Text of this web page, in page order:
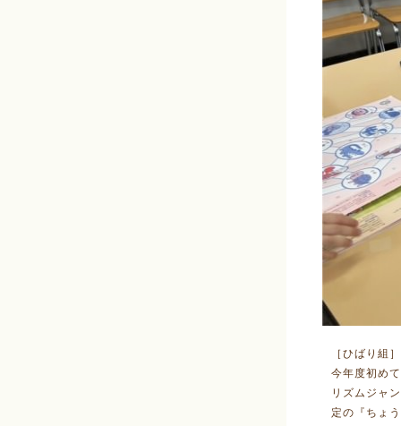
［ひばり組］
今年度初め
リズムジャ
定の『ちょ